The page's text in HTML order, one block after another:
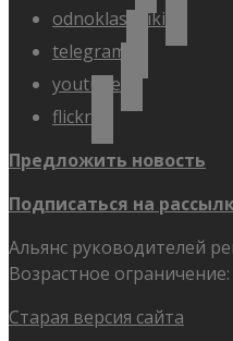
odnoklassniki
telegram
youtube
flickr
Предложить новость
Подписаться на
Альянс руководителей
Возрастное ограничение:
Старая версия сайта